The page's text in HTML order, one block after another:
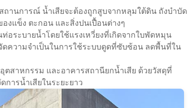
านการณ์ น้ำเสียจะต้องถูกสูบจากหลุมใต้ดิน ถังบำบัด
งแข็ง ตะกอน และสิ่งปนเปื้อนต่างๆ
อระบายน้ำโดยใช้แรงเหวี่ยงที่เกิดจากใบพัดหมุน
ความจำเป็นในการใช้ระบบดูดที่ซับซ้อน ลดพื้นที่ใน
สาหกรรม และอาคารสถานียกน้ำเสีย ด้วยวัสดุที่
ารน้ำเสียในระยะยาว